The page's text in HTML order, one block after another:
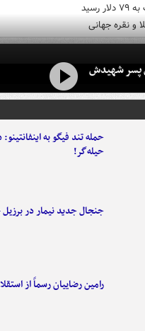
و نقره جهانی
پسر شهیدش
حمله تند فیگو به
حیله‌گر!
جنجال جدید نیمار در برزیل
رامین رضاییان رسماً از